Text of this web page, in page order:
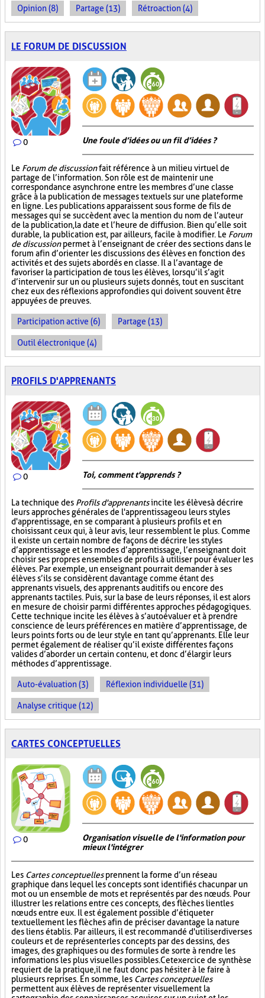
Opinion (8) Partage (13) Rétroaction (4)
LE FORUM DE DISCUSSION
0 Une foule d’idées ou un fil d’idées ?
Le Forum de discussionfait référence à un milieu virtuel de
partage de l’information. Son rôle est de maintenir une
correspondance asynchrone entre les membres d’une classe
grâce à la publication de messages textuels sur une plateforme
en ligne. Les publications apparaissent sous forme de fils de
messages qui se succèdent avec la mention du nom de l’auteur
de la publication, la date et l’heure de diffusion. Bien qu’elle soit
durable, la publication est, par ailleurs, facile à modifier. Le Forum
de discussionpermet à l’enseignant de créer des sections dans le
forum afin d’orienter les discussions des élèves en fonction des
activités et des sujets abordés en classe. Il a l’avantage de
favoriser la participation de tous les élèves, lorsqu’il s’agit
d’intervenir sur un ou plusieurs sujets donnés, tout en suscitant
chez eux des réflexions approfondies qui doivent souvent être
appuyées de preuves.
Participation active (6) Partage (13)
Outil électronique (4)
PROFILS D'APPRENANTS
0 Toi, comment t'apprends ?
La technique des Profils d'apprenantsincite les élèves à décrire
leurs approches générales de l'apprentissage ou leurs styles
d'apprentissage, en se comparant à plusieurs profils et en
choisissant ceux qui, à leur avis, leur ressemblent le plus. Comme
il existe un certain nombre de façons de décrire les styles
d’apprentissage et les modes d’apprentissage, l’enseignant doit
choisir ses propres ensembles de profils à utiliser pour évaluer les
élèves. Par exemple, un enseignant pourrait demander à ses
élèves s’ils se considèrent davantage comme étant des
apprenants visuels, des apprenants auditifs ou encore des
apprenants tactiles. Puis, sur la base de leurs réponses, il est alors
en mesure de choisir parmi différentes approches pédagogiques.
Cette technique incite les élèves à s’autoévaluer et à prendre
conscience de leurs préférences en matière d’apprentissage, de
leurs points forts ou de leur style en tant qu’apprenants. Elle leur
permet également de réaliser qu’il existe différentes façons
valides d’aborder un certain contenu, et donc d’élargir leurs
méthodes d’apprentissage.
Auto-évaluation (3) Réflexion individuelle (31)
Analyse critique (12)
CARTES CONCEPTUELLES
0
Organisation visuelle de l'information pour
mieux l'intégrer
Les Cartes conceptuellesprennent la forme d’un réseau
graphique dans lequel les concepts sont identifiés chacun par un
mot ou un ensemble de mots et représentés par des nœuds. Pour
illustrer les relations entre ces concepts, des flèches lient les
nœuds entre eux. Il est également possible d’étiqueter
textuellement les flèches afin de préciser davantage la nature
des liens établis. Par ailleurs, il est recommandé d'utiliser diverses
couleurs et de représenter les concepts par des dessins, des
images, des graphiques ou des formules de sorte à rendre les
informations les plus visuelles possibles. Cet exercice de synthèse
requiert de la pratique, il ne faut donc pas hésiter à le faire à
plusieurs reprises. En somme, les Cartes conceptuelles
permettent aux élèves de représenter visuellement la